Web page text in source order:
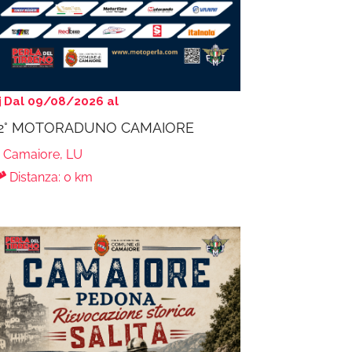
Dal 09/08/2026 al
MOTORADUNO CAMAIORE
Camaiore, LU
Distanza: 0 km